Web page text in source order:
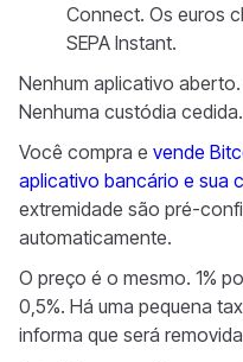
Connect. Os euros
SEPA Instant.
Nenhum aplicativo
Nenhuma custódia cedida.
Você compra e vende
aplicativo bancário e sua
extremidade são pré-
automaticamente.
O preço é o mesmo. 1%
0,5%. Há uma pequena
informa que será